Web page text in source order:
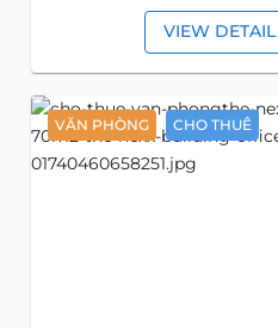
VIEW DETAIL
VĂN PHÒNG CHO THUÊ